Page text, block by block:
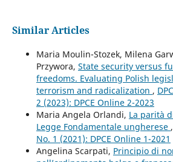
Similar Articles
Maria Moulin-Stozek, Milena
Przywora, State security versus
freedoms. Evaluating Polish
terrorism and radicalization ,
2 (2023): DPCE Online 2-2023
Maria Angela Orlandi, La parità
Legge Fondamentale ungherese ,
No. 1 (2021): DPCE Online 1-2021
Angelina Scarpati, Principio di